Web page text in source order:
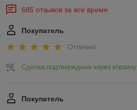
685 отзывов за всё время
Покупатель
Отлично
Сделка подтверждена через корзину
Покупатель